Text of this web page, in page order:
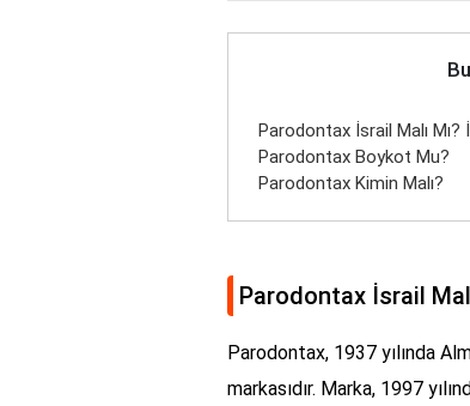
Parodontax İsrail Malı
Parodontax Boykot Mu?
Parodontax Kimin Malı?
Parodontax İsrail
Parodontax, 1937 yılında
markasıdır. Marka, 1997